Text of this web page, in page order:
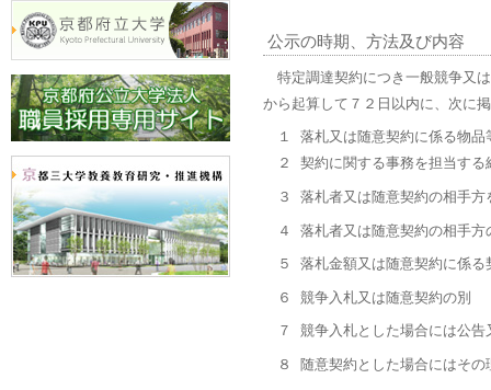
公示の時期、方法及び内容
特定調達契約につき一般競争又
から起算して７２日以内に、次に
１ 落札又は随意契約に係る物品
２ 契約に関する事務を担当する
３ 落札者又は随意契約の相手方
４ 落札者又は随意契約の相手方
５ 落札金額又は随意契約に係る
６ 競争入札又は随意契約の別
７ 競争入札とした場合には公告
８ 随意契約とした場合にはその